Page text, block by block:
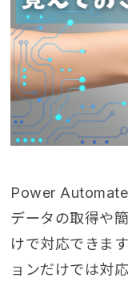
Power
データの取得や
けで対応できま
ョンだけでは対